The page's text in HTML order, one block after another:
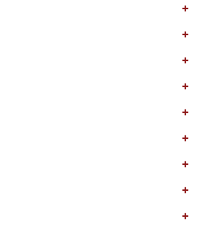
+
+
+
+
+
+
+
+
+